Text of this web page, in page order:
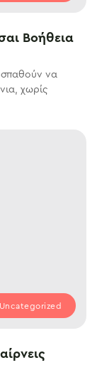
Βοήθεια
να
χωρίς
Uncategorized